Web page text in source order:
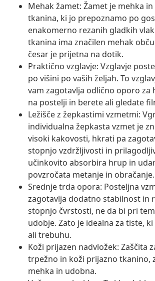
Mehak žamet: Žamet je mehka
tkanina, ki jo prepoznamo po
enakomerno rezanih gladkih
tkanina ima značilen mehak
česar je prijetna na dotik.
Praktično vzglavje: Vzglavje
po višini po vaših željah. To
vam zagotavlja odlično oporo za
na postelji in berete ali gledate
Ležišče z žepkastimi vzmetmi:
individualna žepkasta vzmet je
visoki kakovosti, hkrati pa
stopnjo vzdržljivosti in
učinkovito absorbira hrup in
povzročata metanje in obračanje.
Srednje trda opora: Posteljna
zagotavlja dodatno stabilnost in
stopnjo čvrstosti, ne da bi pri
udobje. Zato je idealna za tiste,
ali trebuhu.
Koži prijazen nadvložek: Zaščita
trpežno in koži prijazno tkanino,
mehka in udobna.